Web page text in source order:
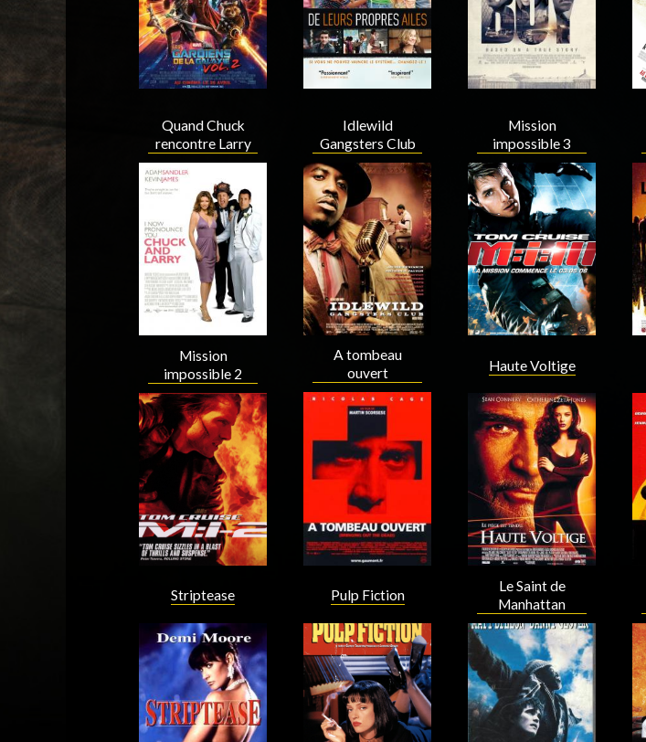
Acteur Acteur Acteur
Acteur Acteur Acteur
Quand Chuck
rencontre Larry
Acteur
Idlewild
Gangsters Club
Acteur
Mission
impossible 3
Acteur
Mission
impossible 2
Acteur
A tombeau
ouvert
Acteur
Haute Voltige
Acteur
Striptease Pulp Fiction
Le Saint de
Manhattan